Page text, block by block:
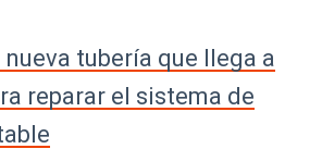
nueva tubería que llega a
reparar el sistema de